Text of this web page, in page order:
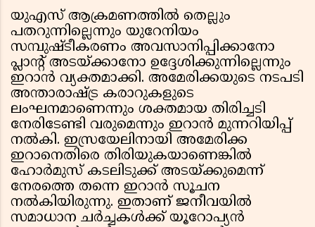
യുഎസ് ആക്രമണത്തിൽ തെല്ലും
പതറുന്നില്ലെന്നും യുറേനിയം
സമ്പുഷ്ടീകരണം അവസാനിപ്പിക്കാനോ
പ്ലാന്റ് അടയ്ക്കാനോ ഉദ്ദേശിക്കുന്നില്ലെന്നും
ഇറാൻ വ്യക്തമാക്കി. അമേരിക്കയുടെ നടപടി
അന്താരാഷ്ട്ര കരാറുകളുടെ
ലംഘനമാണെന്നും ശക്തമായ തിരിച്ചടി
നേരിടേണ്ടി വരുമെന്നും ഇറാൻ മുന്നറിയിപ്പ്
നൽകി. ഇസ്രയേലിനായി അമേരിക്ക
ഇറാനെതിരെ തിരിയുകയാണെങ്കിൽ
ഹോർമുസ് കടലിടുക്ക് അടയ്ക്കുമെന്ന്
നേരത്തെ തന്നെ ഇറാൻ സൂചന
നൽകിയിരുന്നു. ഇതാണ് ജനീവയിൽ
സമാധാന ചർച്ചകൾക്ക് യൂറോപ്യൻ